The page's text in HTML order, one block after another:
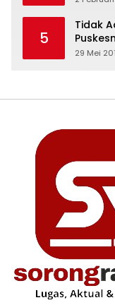
5
Tidak
29 Mei